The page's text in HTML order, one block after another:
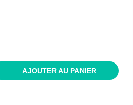
AJOUTER AU PANIER